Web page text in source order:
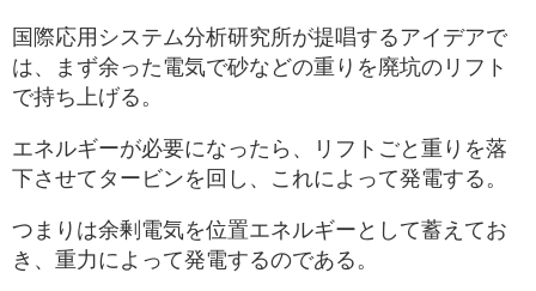
国際応用システム分析研究所が提唱するアイデアで
は、まず余った電気で砂などの重りを廃坑のリフト
で持ち上げる。
エネルギーが必要になったら、リフトごと重りを落
下させてタービンを回し、これによって発電する。
つまりは余剰電気を位置エネルギーとして蓄えてお
き、重力によって発電するのである。